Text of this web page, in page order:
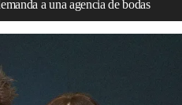
a una agencia de bodas